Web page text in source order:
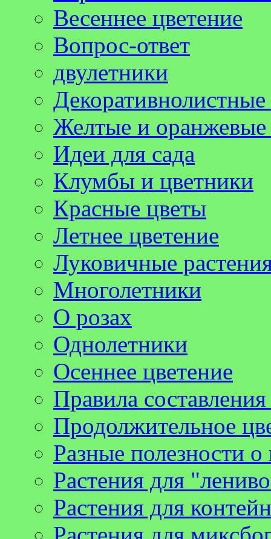
Весеннее цветение
Вопрос-ответ
двулетники
Декоративнолистные
Желтые и оранжевые
Идеи для сада
Клумбы и цветники
Красные цветы
Летнее цветение
Луковичные
Многолетники
О розах
Однолетники
Осеннее цветение
Правила
Продолжительное
Разные полезности о
Растения для
Растения для